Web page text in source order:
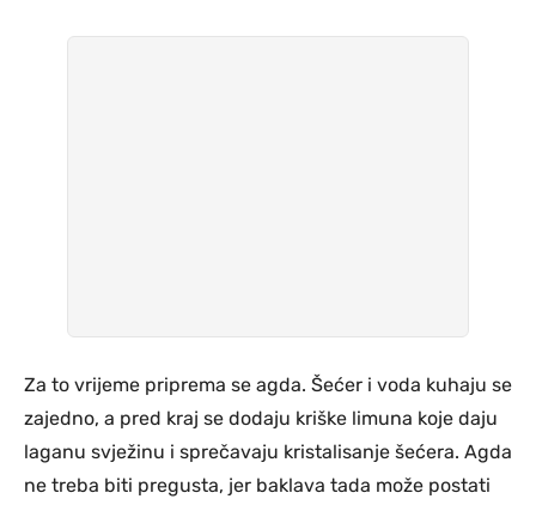
Za to vrijeme priprema se agda. Šećer i voda kuhaju se
zajedno, a pred kraj se dodaju kriške limuna koje daju
laganu svježinu i sprečavaju kristalisanje šećera. Agda
ne treba biti pregusta, jer baklava tada može postati